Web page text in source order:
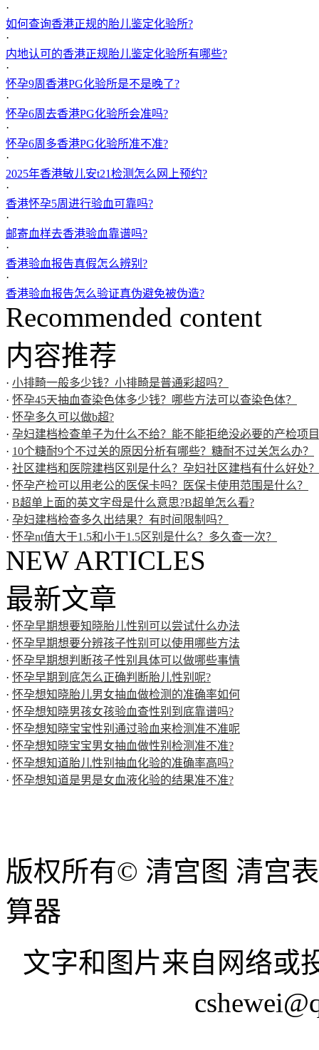
·
如何查询香港正规的胎儿鉴定化验所?
·
内地认可的香港正规胎儿鉴定化验所有哪些?
·
怀孕9周香港PG化验所是不是晚了?
·
怀孕6周去香港PG化验所会准吗?
·
怀孕6周多香港PG化验所准不准?
·
2025年香港敏儿安t21检测怎么网上预约?
·
香港怀孕5周进行验血可靠吗?
·
邮寄血样去香港验血靠谱吗?
·
香港验血报告真假怎么辨别?
·
香港验血报告怎么验证真伪避免被伪造?
Recommended content
内容推荐
· 小排畸一般多少钱？小排畸是普通彩超吗？
· 怀孕45天抽血查染色体多少钱？哪些方法可以查染色体？
· 怀孕多久可以做b超?
· 孕妇建档检查单子为什么不给？能不能拒绝没必要的产检项
· 10个糖耐9个不过关的原因分析有哪些？糖耐不过关怎么办？
· 社区建档和医院建档区别是什么？孕妇社区建档有什么好处？
· 怀孕产检可以用老公的医保卡吗？医保卡使用范围是什么？
· B超单上面的英文字母是什么意思?B超单怎么看?
· 孕妇建档检查多久出结果？有时间限制吗？
· 怀孕nt值大于1.5和小于1.5区别是什么？多久查一次？
NEW ARTICLES
最新文章
· 怀孕早期想要知晓胎儿性别可以尝试什么办法
· 怀孕早期想要分辨孩子性别可以使用哪些方法
· 怀孕早期想判断孩子性别具体可以做哪些事情
· 怀孕早期到底怎么正确判断胎儿性别呢?
· 怀孕想知晓胎儿男女抽血做检测的准确率如何
· 怀孕想知晓男孩女孩验血查性别到底靠谱吗?
· 怀孕想知晓宝宝性别通过验血来检测准不准呢
· 怀孕想知晓宝宝男女抽血做性别检测准不准?
· 怀孕想知道胎儿性别抽血化验的准确率高吗?
· 怀孕想知道是男是女血液化验的结果准不准?
版权所有© 清宫图 清宫
算器
文字和图片来自网络或